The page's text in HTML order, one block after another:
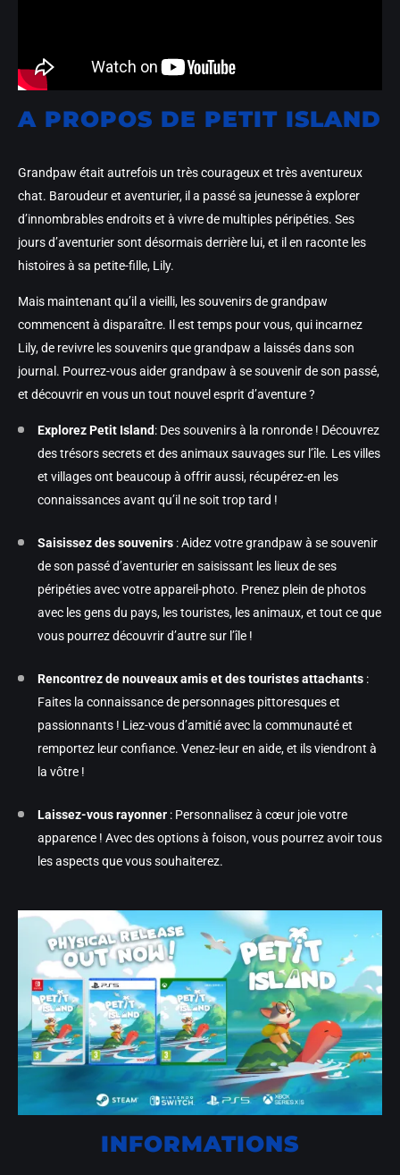
A PROPOS DE PETIT ISLAND
Grandpaw était autrefois un très courageux et très aventureux
chat. Baroudeur et aventurier, il a passé sa jeunesse à explorer
d’innombrables endroits et à vivre de multiples péripéties. Ses
jours d’aventurier sont désormais derrière lui, et il en raconte les
histoires à sa petite-fille, Lily.
Mais maintenant qu’il a vieilli, les souvenirs de grandpaw
commencent à disparaître. Il est temps pour vous, qui incarnez
Lily, de revivre les souvenirs que grandpaw a laissés dans son
journal. Pourrez-vous aider grandpaw à se souvenir de son passé,
et découvrir en vous un tout nouvel esprit d’aventure ?
Explorez Petit Island: Des souvenirs à la ronronde ! Découvrez
des trésors secrets et des animaux sauvages sur l’île. Les villes
et villages ont beaucoup à offrir aussi, récupérez-en les
connaissances avant qu’il ne soit trop tard !
Saisissez des souvenirs : Aidez votre grandpaw à se souvenir
de son passé d’aventurier en saisissant les lieux de ses
péripéties avec votre appareil-photo. Prenez plein de photos
avec les gens du pays, les touristes, les animaux, et tout ce que
vous pourrez découvrir d’autre sur l’île !
Rencontrez de nouveaux amis et des touristes attachants :
Faites la connaissance de personnages pittoresques et
passionnants ! Liez-vous d’amitié avec la communauté et
remportez leur confiance. Venez-leur en aide, et ils viendront à
la vôtre !
Laissez-vous rayonner : Personnalisez à cœur joie votre
apparence ! Avec des options à foison, vous pourrez avoir tous
les aspects que vous souhaiterez.
INFORMATIONS